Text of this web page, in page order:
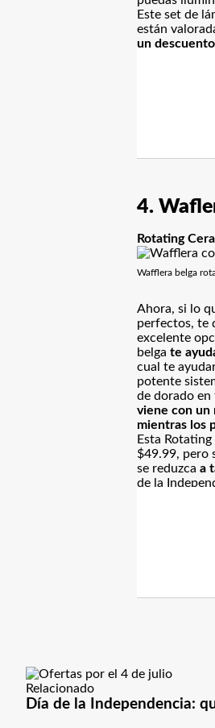
Este set de
están
un
4.
Rotating
Wafflera belga
Ahora, si lo
perfectos, te
excelente
belga te
cual te
potente
de dorado
viene con un
mientras los
Esta
$49.99, pero
se reduzca a
de la
Relacionado
Día de la Independencia: